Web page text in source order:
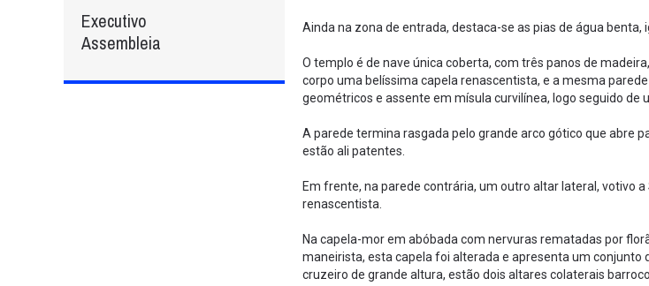
Executivo
Assembleia
Ainda na zona de entrada, destaca-se as pias de água
O templo é de nave única coberta, com três panos de
corpo uma belíssima capela renascentista, e a mesma
geométricos e assente em mísula curvilínea, logo seguido de
A parede termina rasgada pelo grande arco gótico que abre
estão ali patentes.
Em frente, na parede contrária, um outro altar lateral, votivo
renascentista.
Na capela-mor em abóbada com nervuras rematadas por
maneirista, esta capela foi alterada e apresenta um conjunto
cruzeiro de grande altura, estão dois altares colaterais